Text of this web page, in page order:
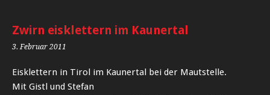
Zwirn eisklettern im Kaunertal
3. Februar 2011
Eisklettern in Tirol im Kaunertal bei der Mautstelle.
Mit Gistl und Stefan